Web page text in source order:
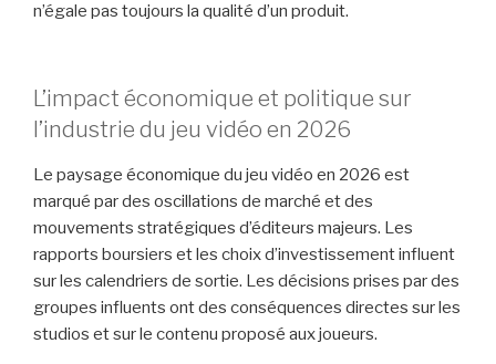
n’égale pas toujours la qualité d’un produit.
L’impact économique et politique sur
l’industrie du jeu vidéo en 2026
Le paysage économique du jeu vidéo en 2026 est
marqué par des oscillations de marché et des
mouvements stratégiques d’éditeurs majeurs. Les
rapports boursiers et les choix d’investissement influent
sur les calendriers de sortie. Les décisions prises par des
groupes influents ont des conséquences directes sur les
studios et sur le contenu proposé aux joueurs.